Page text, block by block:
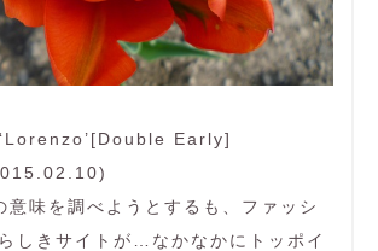
Early]
意味を調べようとするも、ファッシ
しきサイトが…なかなかにトッポイ